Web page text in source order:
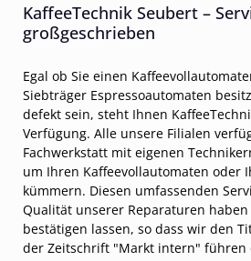
KaffeeTechnik Seubert –
großgeschrieben
Egal ob Sie einen
Siebträger Espressoautomaten
defekt sein, steht Ihnen
Verfügung. Alle unsere Filialen
Fachwerkstatt mit eigenen
um Ihren Kaffeevollautomaten oder
kümmern. Diesen umfassenden
Qualität unserer Reparaturen
bestätigen lassen, so dass wir den
der Zeitschrift "Markt intern" führen